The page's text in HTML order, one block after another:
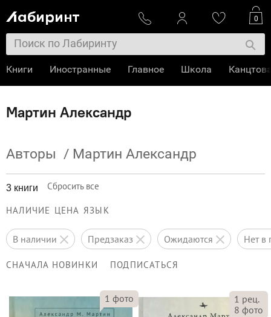
Мартин Александр
Авторы / Мартин Александр
3 книги Сбросить все
НАЛИЧИЕ ЦЕНА ЯЗЫК
в наличии предзаказ ожидаются нет
СНАЧАЛА НОВИНКИ ПОДПИСАТЬСЯ
1 фото 1 рец.
8 фото
0
Книги Иностранные Главное Школа